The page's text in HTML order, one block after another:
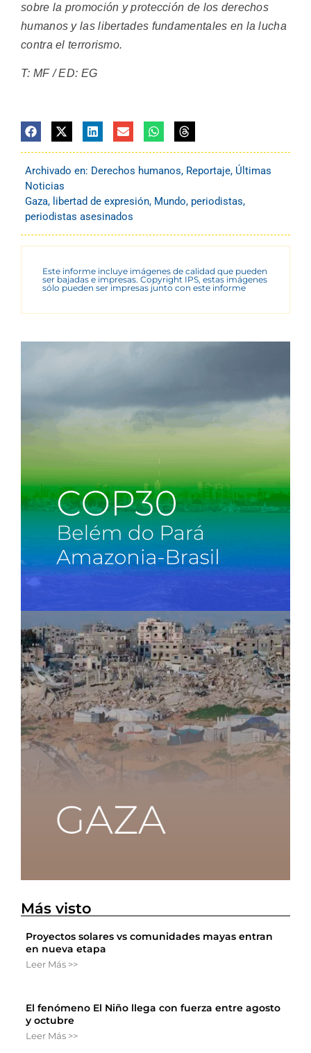
sobre la promoción y protección de los derechos
humanos y las libertades fundamentales en la lucha
contra el terrorismo.
T: MF / ED: EG
Archivado en: Derechos humanos, Reportaje, Últimas
Noticias
Gaza, libertad de expresión, Mundo, periodistas,
periodistas asesinados
Este informe incluye imágenes de calidad que pueden
ser bajadas e impresas. Copyright IPS, estas imágenes
sólo pueden ser impresas junto con este informe
Más visto
Proyectos solares vs comunidades mayas entran
en nueva etapa
Leer Más >>
El fenómeno El Niño llega con fuerza entre agosto
y octubre
Leer Más >>